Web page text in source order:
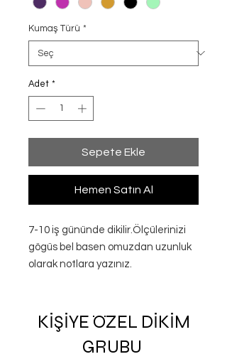
Kumaş Türü *
Adet *
Sepete Ekle
Hemen Satın Al
7-10 iş gününde dikilir.Ölçülerinizi
gögüs bel basen omuzdan uzunluk
olarak notlara yazınız.
KİŞİYE ÖZEL DİKİM
GRUBU